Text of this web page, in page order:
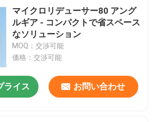
マイクロリデューサー80 アング
ルギア - コンパクトで省スペース
なソリューション
MOQ：交渉可能
価格：交渉可能
ライス お問い合わせ